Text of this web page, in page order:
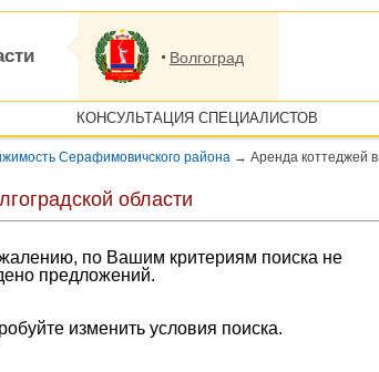
Волгоград
КОНСУЛЬТАЦИЯ СПЕЦИАЛИСТОВ
Серафимовичского района → Аренда коттеджей в
области
по Вашим критериям поиска не
предложений.
изменить условия поиска.